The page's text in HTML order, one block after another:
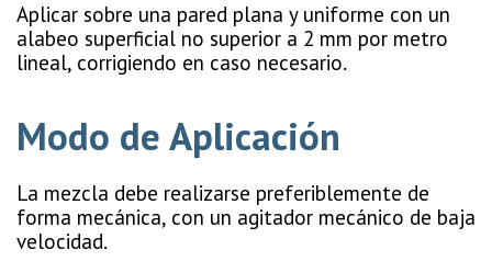
Aplicar sobre una pared plana y uniforme con un
alabeo superficial no superior a 2 mm por metro
lineal, corrigiendo en caso necesario.
Modo de Aplicación
La mezcla debe realizarse preferiblemente de
forma mecánica, con un agitador mecánico de baja
velocidad.